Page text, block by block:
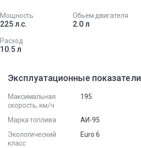
Мощность
225 л.с.
Обьем двигателя
2.0 л
Расход
10.5 л
Эксплуатационные показатели
Максимальная
скорость, км/ч
195
Марка топлива
АИ-95
Экологический
класс
Euro 6